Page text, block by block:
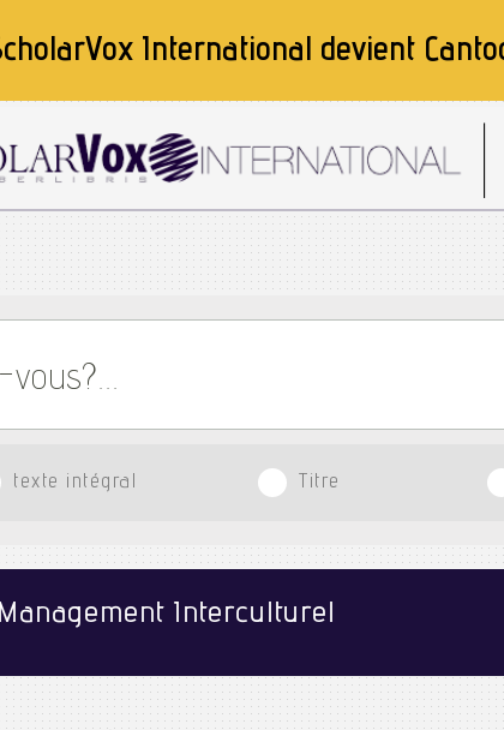
International devient
texte intégral Titre
Interculturel